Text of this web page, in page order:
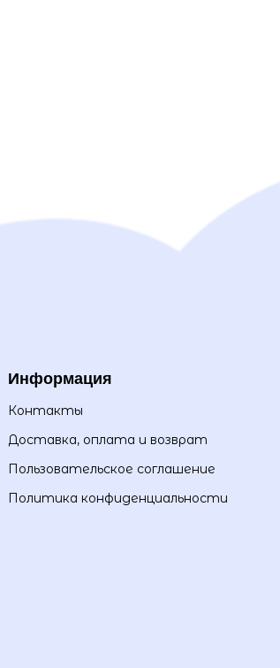
Информация
Контакты
Доставка, оплата и возврат
Пользовательское соглашение
Политика конфиденциальности